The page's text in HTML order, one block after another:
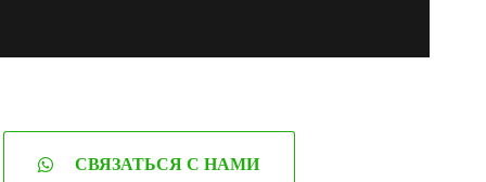
СВЯЗАТЬСЯ С НАМИ